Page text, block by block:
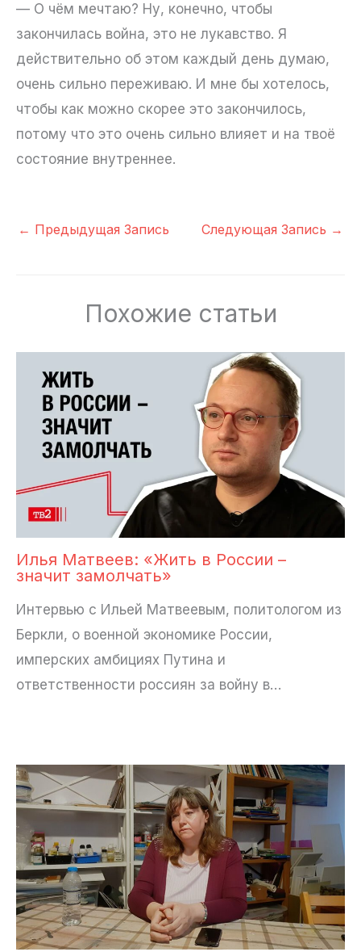
— О чём мечтаю? Ну, конечно, чтобы
закончилась война, это не лукавство. Я
действительно об этом каждый день думаю,
очень сильно переживаю. И мне бы хотелось,
чтобы как можно скорее это закончилось,
потому что это очень сильно влияет и на твоё
состояние внутреннее.
← Предыдущая Запись Следующая Запись →
Похожие статьи
Илья Матвеев: «Жить в России –
значит замолчать»
Интервью с Ильей Матвеевым, политологом из
Беркли, о военной экономике России,
имперских амбициях Путина и
ответственности россиян за войну в…